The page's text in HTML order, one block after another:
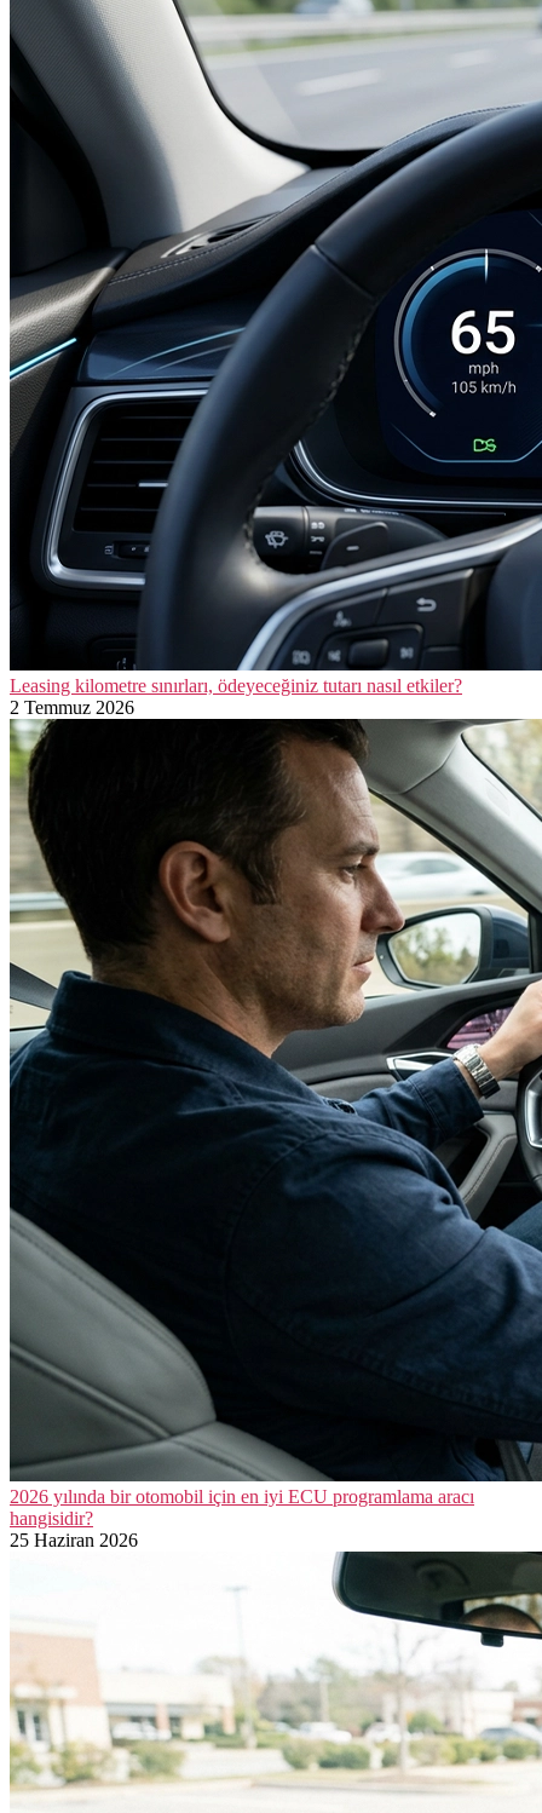
Leasing kilometre sınırları, ödeyeceğiniz tutarı nasıl etkiler?
2 Temmuz 2026
2026 yılında bir otomobil için en iyi ECU programlama aracı
hangisidir?
25 Haziran 2026